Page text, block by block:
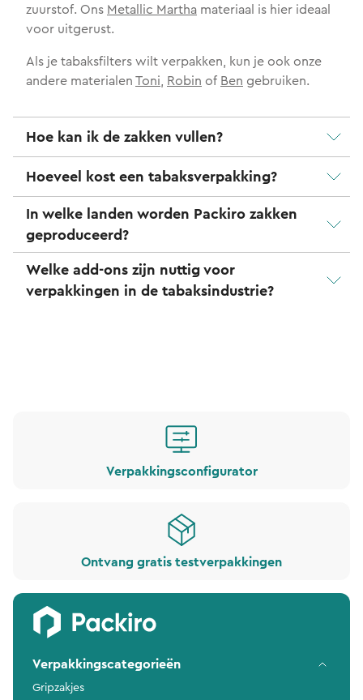
zuurstof. Ons Metallic Martha materiaal is hier ideaal
voor uitgerust.
Als je tabaksfilters wilt verpakken, kun je ook onze
andere materialen Toni Robin of Ben gebruiken.
Hoe kan ik de zakken vullen?
Hoeveel kost een tabaksverpakking?
In welke landen worden Packiro zakken
geproduceerd?
Welke add-ons zijn nuttig voor
verpakkingen in de tabaksindustrie?
Verpakkingsconfigurator
Ontvang gratis testverpakkingen
Verpakkingscategorieën
Gripzakjes